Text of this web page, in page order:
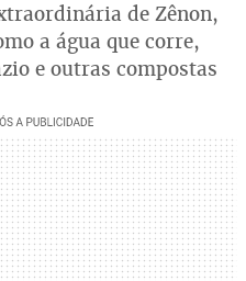
de Zênon,
a água que corre,
e outras compostas